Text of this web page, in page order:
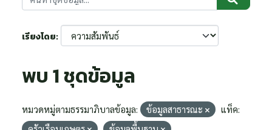
เรียงโดย
พบ 1 ชุดข้อมูล
หมวดหมู่ตามธรรมาภิบาลข้อมูล: ข้อมูลสาธารณะ
แท็ค: